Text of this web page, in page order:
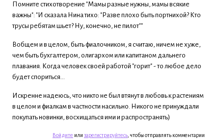
Помните стихотворение "Мамы разные нужны, мамы всякие
важны": "И сказала Нина тихо: "Разве плохо быть портнихой? Кто
трусы ребятам шьет? Ну, конечно, не пилот""
Вобщем и в целом, быть фиалочником, я считаю, ничем не хуже,
чем быть бухгалтером, олигархом или капитаном дальнего
плавания. Когда человек своей работой "горит" - то любое дело
будет спориться...
Искренне надеюсь, что никто не был втянут в любовь к растениям
в целом и фиалкам в частности насильно. Никого не принуждали
покупать новинки, восхищаться ими и распространять)
Войдите или зарегистрируйтесь , чтобы отправлять комментарии